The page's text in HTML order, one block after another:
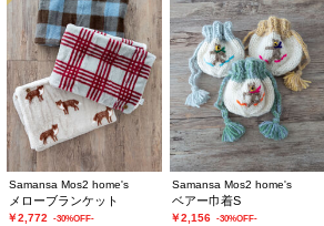
Samansa Mos2 home's
メローブランケット
￥2,772 -30%OFF-
Samansa Mos2 home's
ベアー巾着S
￥2,156 -30%OFF-